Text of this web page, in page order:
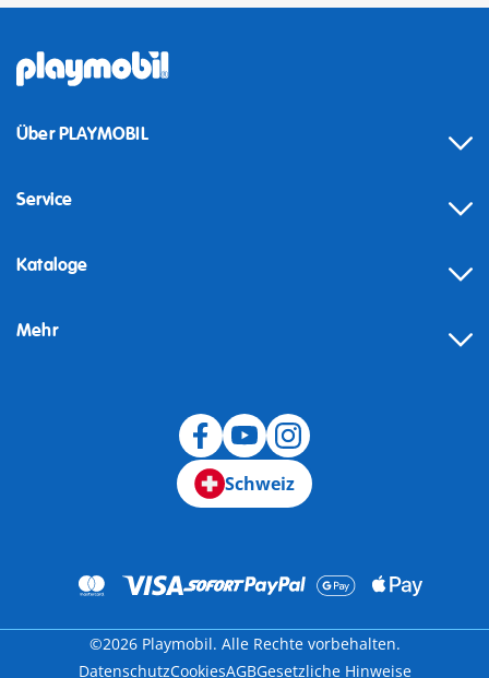
Über PLAYMOBIL
Service
Kataloge
Mehr
Schweiz
©2026 Playmobil. Alle Rechte vorbehalten.
DatenschutzCookiesAGBGesetzliche Hinweise